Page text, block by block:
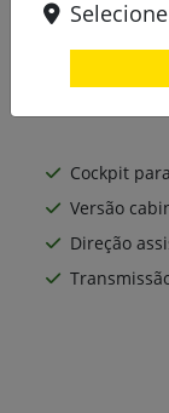
Cockpit
Versão
Direção